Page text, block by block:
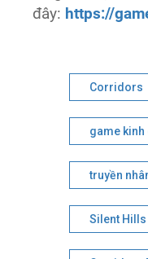
đây: https://
Corridors
game
truyền
Silent Hills